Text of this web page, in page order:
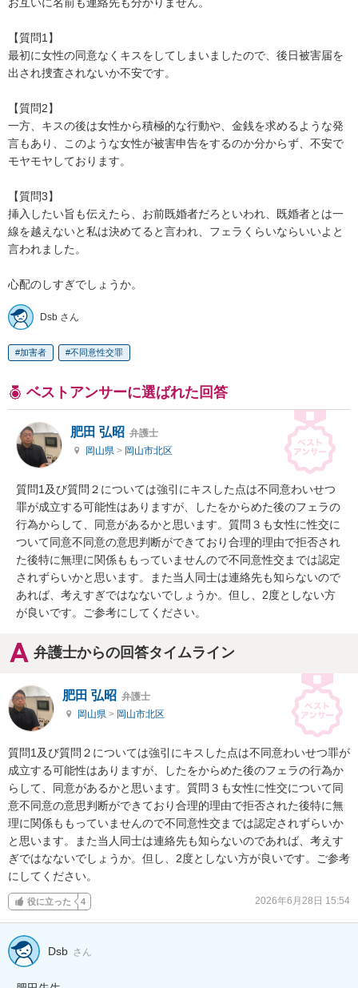
お互いに名前も連絡先も分かりません。
【質問1】
最初に女性の同意なくキスをしてしまいましたので、後日被害届を
出され捜査されないか不安です。
【質問2】
一方、キスの後は女性から積極的な行動や、金銭を求めるような発
言もあり、このような女性が被害申告をするのか分からず、不安で
モヤモヤしております。
【質問3】
挿入したい旨も伝えたら、お前既婚者だろといわれ、既婚者とは一
線を越えないと私は決めてると言われ、フェラくらいならいいよと
言われました。
心配のしすぎでしょうか。
Dsb さん
加害者 不同意性交罪
ベストアンサーに選ばれた回答
肥田 弘昭 弁護士
岡山県 > 岡山市北区
質問1及び質問２については強引にキスした点は不同意わいせつ
罪が成立する可能性はありますが、したをからめた後のフェラの
行為からして、同意があるかと思います。質問３も女性に性交に
ついて同意不同意の意思判断ができており合理的理由で拒否され
た後特に無理に関係ももっていませんので不同意性交までは認定
されずらいかと思います。また当人同士は連絡先も知らないので
あれば、考えすぎではなないでしょうか。但し、2度としない方
が良いです。ご参考にしてください。
弁護士からの回答タイムライン
肥田 弘昭 弁護士
岡山県 > 岡山市北区
質問1及び質問２については強引にキスした点は不同意わいせつ罪が
成立する可能性はありますが、したをからめた後のフェラの行為か
らして、同意があるかと思います。質問３も女性に性交について同
意不同意の意思判断ができており合理的理由で拒否された後特に無
理に関係ももっていませんので不同意性交までは認定されずらいか
と思います。また当人同士は連絡先も知らないのであれば、考えす
ぎではなないでしょうか。但し、2度としない方が良いです。ご参考
にしてください。
役に立った 4 2026年6月28日 15:54
Dsb さん